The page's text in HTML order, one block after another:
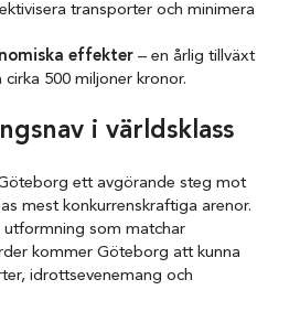
transporter och minimera
effekter – en årlig tillväxt
500 miljoner kronor​.
i världsklass
ett avgörande steg mot
mest konkurrenskraftiga arenor.
som matchar
kommer Göteborg att kunna
idrottsevenemang och